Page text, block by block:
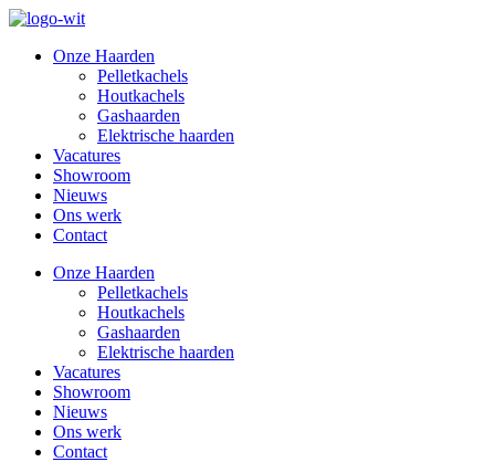
Onze Haarden
Pelletkachels
Houtkachels
Gashaarden
Elektrische haarden
Vacatures
Showroom
Nieuws
Ons werk
Contact
Onze Haarden
Pelletkachels
Houtkachels
Gashaarden
Elektrische haarden
Vacatures
Showroom
Nieuws
Ons werk
Contact